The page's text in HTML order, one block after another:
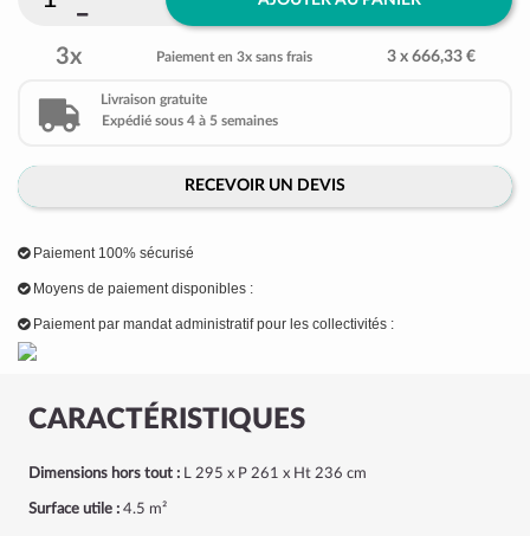
CARACTÉRISTIQUES
Dimensions hors tout : L 295 x P 261 x Ht 236 cm
Surface utile : 4.5 m²
3x Paiement en 3x sans frais 3 x 666,33 €
Livraison gratuite
Expédié sous 4 à 5 semaines
RECEVOIR UN DEVIS
Paiement 100% sécurisé
Moyens de paiement disponibles :
Paiement par mandat administratif pour les collectivités :